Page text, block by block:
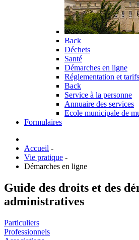
Back
Déchets
Santé
Démarches en ligne
Réglementation et
Back
Service à la personne
Annuaire des services
Ecole municipale de
Formulaires
Accueil -
Vie pratique -
Démarches en ligne
Guide des droits et des
administratives
Particuliers
Professionnels